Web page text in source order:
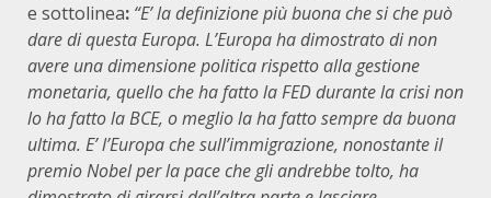
e sottolinea: “E’ la definizione più buona che si che può
dare di questa Europa. L’Europa ha dimostrato di non
avere una dimensione politica rispetto alla gestione
monetaria, quello che ha fatto la FED durante la crisi non
lo ha fatto la BCE, o meglio la ha fatto sempre da buona
ultima. E’ l’Europa che sull’immigrazione, nonostante il
premio Nobel per la pace che gli andrebbe tolto, ha